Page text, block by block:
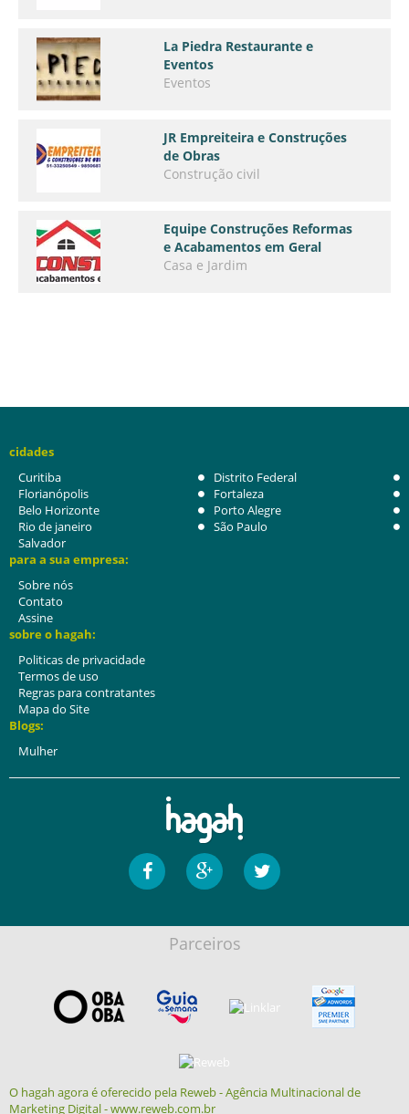
La Piedra Restaurante e
Eventos
Eventos
JR Empreiteira e Construções
de Obras
Construção civil
Equipe Construções Reformas
e Acabamentos em Geral
Casa e Jardim
cidades
Curitiba
Distrito Federal
Florianópolis
Fortaleza
Belo Horizonte
Porto Alegre
Rio de janeiro
São Paulo
Salvador
para a sua empresa:
Sobre nós
Contato
Assine
sobre o hagah:
Politicas de privacidade
Termos de uso
Regras para contratantes
Mapa do Site
Blogs:
Mulher
Parceiros
O hagah agora é oferecido pela Reweb - Agência Multinacional de
Marketing Digital - www.reweb.com.br